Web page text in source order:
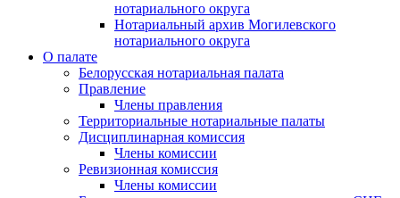
нотариального округа
Нотариальный архив Могилевского
нотариального округа
О палате
Белорусская нотариальная палата
Правление
Члены правления
Территориальные нотариальные палаты
Дисциплинарная комиссия
Члены комиссии
Ревизионная комиссия
Члены комиссии